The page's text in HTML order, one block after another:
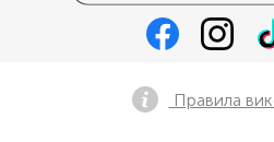
Правила